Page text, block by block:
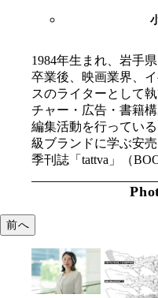
1984年生まれ、岩手
卒業後、映画業界、
スのライターとして
チャー・広告・書籍
編集活動を行ってい
級ブランドに学ぶ安
季刊誌「tattva」（
前へ